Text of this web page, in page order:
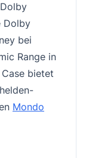
Dolby
bei
Range in
Case bietet
Mondo